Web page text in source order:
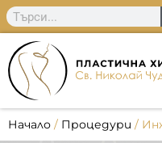
Начало / Процедури /